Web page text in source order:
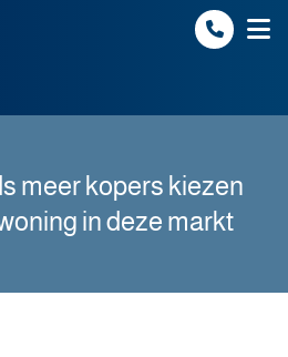
meer kopers kiezen
in deze markt